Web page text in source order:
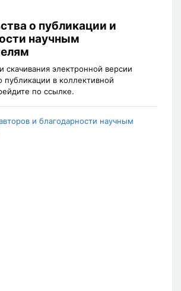
о публикации и
научным
скачивания электронной версии
публикации в коллективной
по ссылке.
и благодарности научным